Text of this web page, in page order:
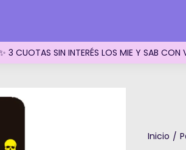
3 CUOTAS SIN INTERÉS LOS MIE Y SAB CON
Inicio /